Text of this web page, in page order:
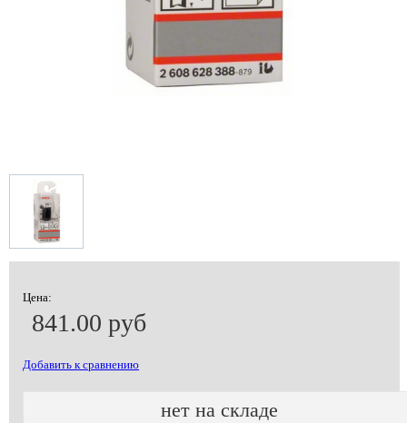
Цена:
841.00 руб
Добавить к сравнению
нет на складе